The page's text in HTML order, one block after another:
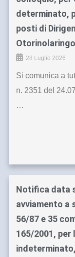
determinato,
posti di
28 Luglio 2026
Si comunica a
n. 2351 del
…
Notifica data
avviamento a
56/87 e 35
165/2001, per